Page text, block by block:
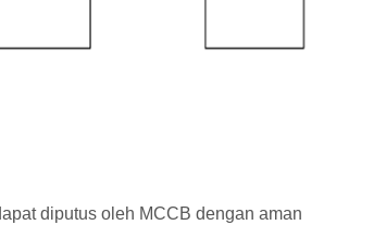
diputus oleh MCCB dengan aman